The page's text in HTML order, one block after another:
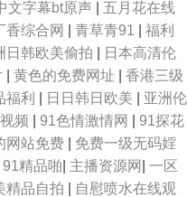
文字幕bt原声
五月花在线
香综合网 青草青91
福利
日韩欧美偷拍
日本高清伦
黄色的免费网址
香港三级
福利 日日韩日欧美
亚洲伦
频 91色情激情网
91探花
网站免费
免费一级无码婬
91精品啪 主播资源网
一区
精品自拍
自慰喷水在线观